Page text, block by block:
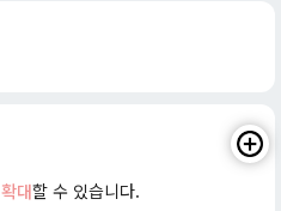
확대할 수 있습니다.